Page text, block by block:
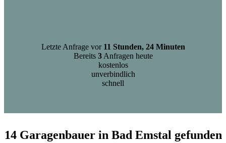
Letzte Anfrage vor 11 Stunden, 24 Minuten
Bereits 3Anfragen heute
kostenlos
unverbindlich
schnell
14 Garagenbauer in Bad Emstal gefunden